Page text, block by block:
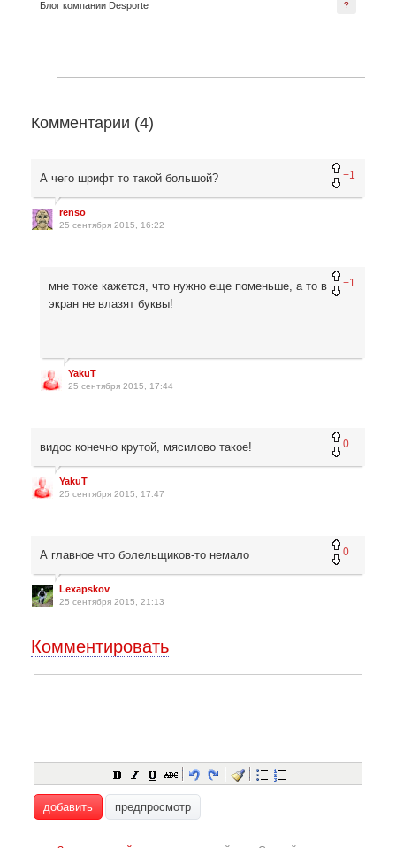
?
Блог компании Desporte
Комментарии (4)
+1
А чего шрифт то такой большой?
renso
25 сентября 2015, 16:22
+1
мне тоже кажется, что нужно еще поменьше, а то в
экран не влазят буквы!
YakuT
25 сентября 2015, 17:44
0
видос конечно крутой, мясилово такое!
YakuT
25 сентября 2015, 17:47
0
А главное что болельщиков-то немало
Lexapskov
25 сентября 2015, 21:13
Комментировать
добавить предпросмотр